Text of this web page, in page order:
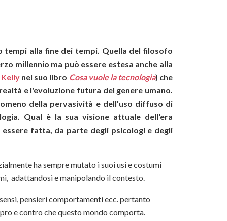
tempi alla fine dei tempi. Quella del filosofo
millennio ma può essere estesa anche alla
nel suo libro Cosa vuole la tecnologia) che
e l'evoluzione futura del genere umano.
della pervasività e dell'uso diffuso di
Qual è la sua visione attuale dell'era
fatta, da parte degli psicologi e degli
ha sempre mutato i suoi usi e costumi
adattandosi e manipolando il contesto.
pensieri comportamenti ecc. pertanto
e contro che questo mondo comporta.